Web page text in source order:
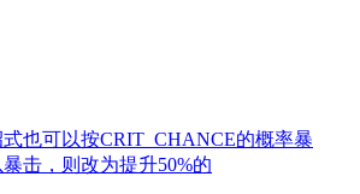
也可以按CRIT_CHANCE的概率暴
击，则改为提升50%的